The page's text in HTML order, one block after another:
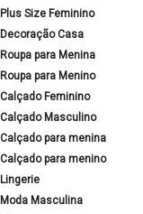
Plus Size Feminino
Decoração Casa
Roupa para Menina
Roupa para Menino
Calçado Feminino
Calçado Masculino
Calçado para menina
Calçado para menino
Lingerie
Moda Masculina